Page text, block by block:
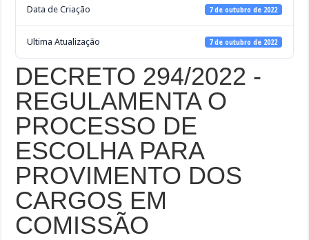
Data de Criação 7 de outubro de 2022
Ultima Atualização 7 de outubro de 2022
DECRETO 294/2022 -
REGULAMENTA O
PROCESSO DE
ESCOLHA PARA
PROVIMENTO DOS
CARGOS EM
COMISSÃO